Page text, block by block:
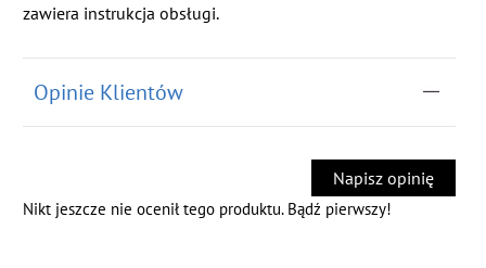
zawiera instrukcja obsługi.
Opinie Klientów
Napisz opinię
Nikt jeszcze nie ocenił tego produktu. Bądź pierwszy!